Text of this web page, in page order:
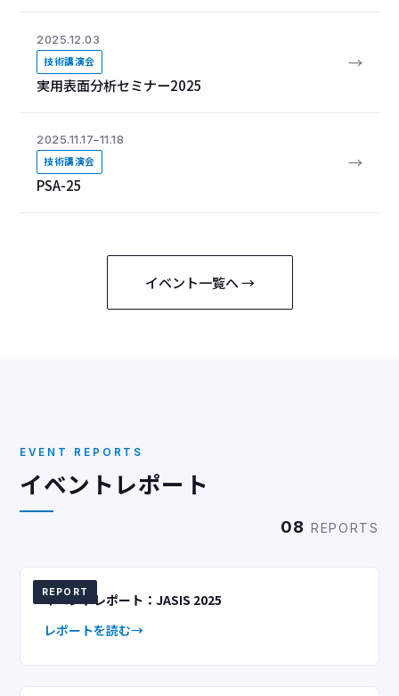
2025.12.03
技術講演会
実用表面分析セミナー2025
→
2025.11.17–11.18
技術講演会
PSA-25
→
イベント一覧へ →
EVENT REPORTS
イベントレポート
08 REPORTS
REPORT
イベントレポート：JASIS 2025
レポートを読む